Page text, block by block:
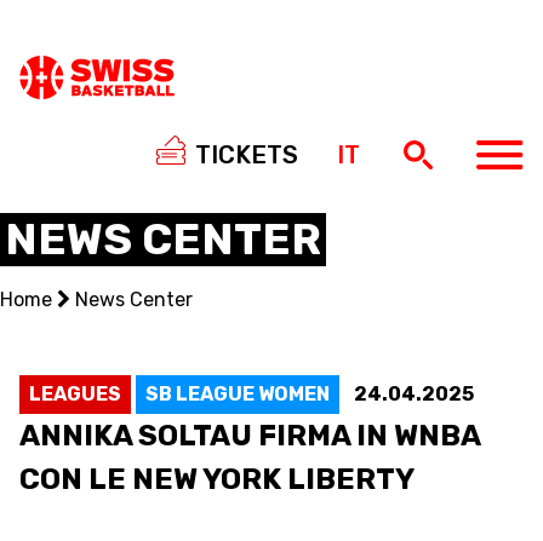
TICKETS IT
CENTRE NATIONAL
NATIONAL COMPETITIONS
NEWS CENTER
Home News Center
LEAGUES SB LEAGUE WOMEN 24.04.2025
ANNIKA SOLTAU FIRMA IN WNBA
CON LE NEW YORK LIBERTY